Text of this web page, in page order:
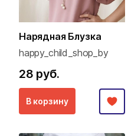
Нарядная Блузка
happy_child_shop_by
28 руб.
В корзину